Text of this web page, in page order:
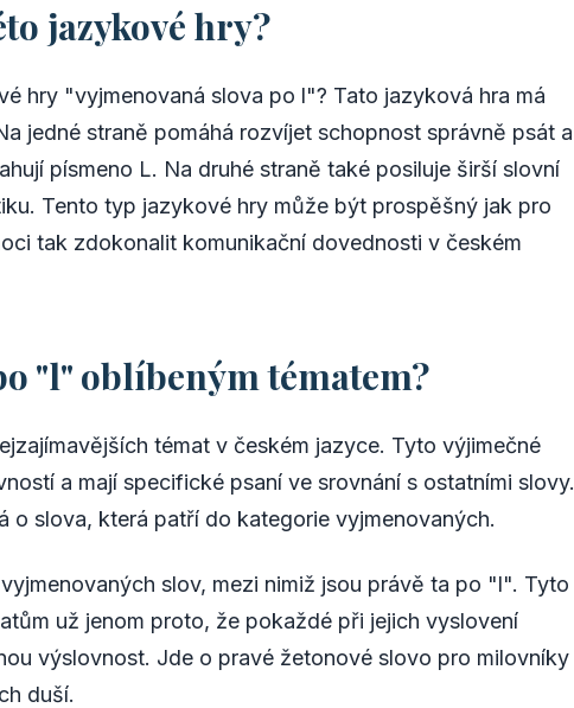
jazykové hry?
hry "vyjmenovaná slova po l"? Tato jazyková hra má
jedné straně pomáhá rozvíjet schopnost správně psát a
písmeno L. Na druhé straně také posiluje širší slovní
Tento typ jazykové hry může být prospěšný jak pro
tak zdokonalit komunikační dovednosti v českém
"l" oblíbeným tématem?
témat v českém jazyce. Tyto výjimečné
a mají specifické psaní ve srovnání s ostatními slovy.
o slova, která patří do kategorie vyjmenovaných.
slov, mezi nimiž jsou právě ta po "l". Tyto
už jenom proto, že pokaždé při jejich vyslovení
výslovnost. Jde o pravé žetonové slovo pro milovníky
duší.